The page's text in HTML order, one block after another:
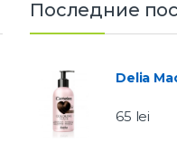
Последние
Delia
65 lei